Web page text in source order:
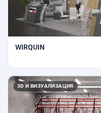
WIRQUIN
3D И ВИЗУАЛИЗАЦИЯ